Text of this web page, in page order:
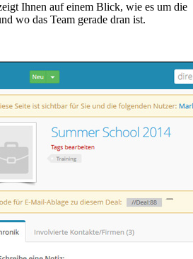
Ihnen auf einem Blick, wie es um die
wo das Team gerade dran ist.